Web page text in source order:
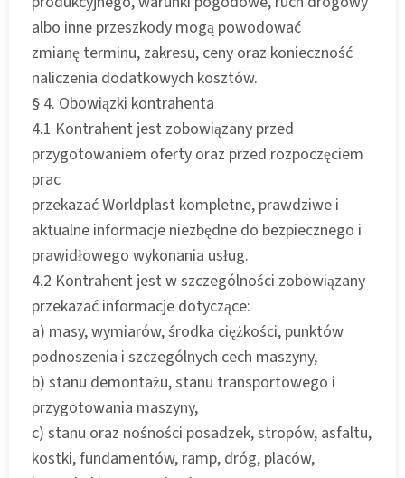
albo inne przeszkody mogą powodować
zmianę terminu, zakresu, ceny oraz konieczność
naliczenia dodatkowych kosztów.
§ 4. Obowiązki kontrahenta
4.1 Kontrahent jest zobowiązany przed
przygotowaniem oferty oraz przed rozpoczęciem
prac
przekazać Worldplast kompletne, prawdziwe i
aktualne informacje niezbędne do bezpiecznego i
prawidłowego wykonania usług.
4.2 Kontrahent jest w szczególności zobowiązany
przekazać informacje dotyczące:
a) masy, wymiarów, środka ciężkości, punktów
podnoszenia i szczególnych cech maszyny,
b) stanu demontażu, stanu transportowego i
przygotowania maszyny,
c) stanu oraz nośności posadzek, stropów, asfaltu,
kostki, fundamentów, ramp, dróg, placów,